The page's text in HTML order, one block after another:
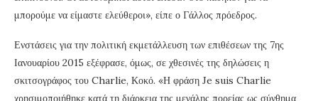
μπορούμε να είμαστε ελεύθεροι», είπε ο Γάλλος πρόεδρος.
Ενστάσεις για την πολιτική εκμετάλλευση των επιθέσεων της 7ης
Ιανουαρίου 2015 εξέφρασε, όμως, σε χθεσινές της δηλώσεις η
σκιτσογράφος του Charlie, Κοκό. «Η φράση Je suis Charlie
χρησιμοποιήθηκε κατά τη διάρκεια της μεγάλης πορείας ως σύνθημα